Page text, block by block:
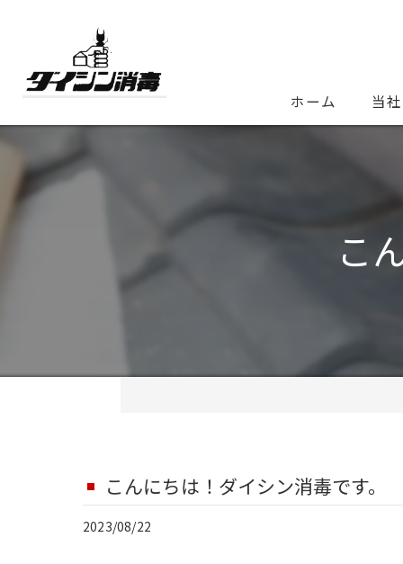
ホーム 当
こ
こんにちは！ダイシン消毒です。
2023/08/22